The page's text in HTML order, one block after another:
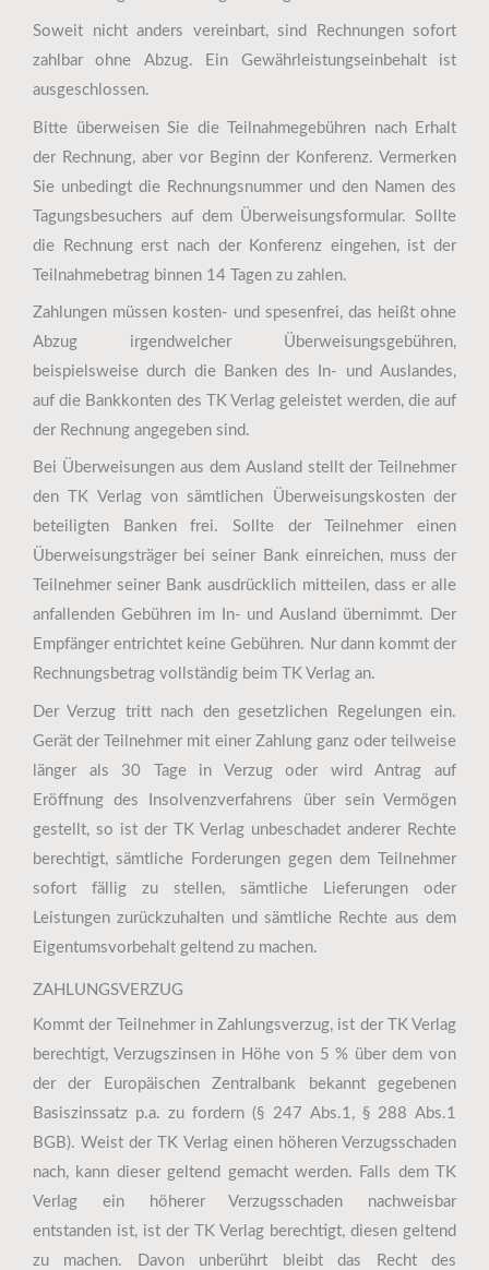
Soweit nicht anders vereinbart, sind Rechnungen sofort
zahlbar ohne Abzug. Ein Gewährleistungseinbehalt ist
ausgeschlossen.
Bitte überweisen Sie die Teilnahmegebühren nach Erhalt
der Rechnung, aber vor Beginn der Konferenz. Vermerken
Sie unbedingt die Rechnungsnummer und den Namen des
Tagungsbesuchers auf dem Überweisungsformular. Sollte
die Rechnung erst nach der Konferenz eingehen, ist der
Teilnahmebetrag binnen 14 Tagen zu zahlen.
Zahlungen müssen kosten- und spesenfrei, das heißt ohne
Abzug irgendwelcher Überweisungsgebühren,
beispielsweise durch die Banken des In- und Auslandes,
auf die Bankkonten des TK Verlag geleistet werden, die auf
der Rechnung angegeben sind.
Bei Überweisungen aus dem Ausland stellt der Teilnehmer
den TK Verlag von sämtlichen Überweisungskosten der
beteiligten Banken frei. Sollte der Teilnehmer einen
Überweisungsträger bei seiner Bank einreichen, muss der
Teilnehmer seiner Bank ausdrücklich mitteilen, dass er alle
anfallenden Gebühren im In- und Ausland übernimmt. Der
Empfänger entrichtet keine Gebühren. Nur dann kommt der
Rechnungsbetrag vollständig beim TK Verlag an.
Der Verzug tritt nach den gesetzlichen Regelungen ein.
Gerät der Teilnehmer mit einer Zahlung ganz oder teilweise
länger als 30 Tage in Verzug oder wird Antrag auf
Eröffnung des Insolvenzverfahrens über sein Vermögen
gestellt, so ist der TK Verlag unbeschadet anderer Rechte
berechtigt, sämtliche Forderungen gegen dem Teilnehmer
sofort fällig zu stellen, sämtliche Lieferungen oder
Leistungen zurückzuhalten und sämtliche Rechte aus dem
Eigentumsvorbehalt geltend zu machen.
ZAHLUNGSVERZUG
Kommt der Teilnehmer in Zahlungsverzug, ist der TK Verlag
berechtigt, Verzugszinsen in Höhe von 5 % über dem von
der der Europäischen Zentralbank bekannt gegebenen
Basiszinssatz p.a. zu fordern (§ 247 Abs.1, § 288 Abs.1
BGB). Weist der TK Verlag einen höheren Verzugsschaden
nach, kann dieser geltend gemacht werden. Falls dem TK
Verlag ein höherer Verzugsschaden nachweisbar
entstanden ist, ist der TK Verlag berechtigt, diesen geltend
zu machen. Davon unberührt bleibt das Recht des